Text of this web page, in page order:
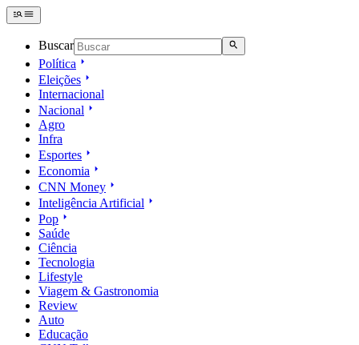
Buscar
Política
Eleições
Internacional
Nacional
Agro
Infra
Esportes
Economia
CNN Money
Inteligência Artificial
Pop
Saúde
Ciência
Tecnologia
Lifestyle
Viagem & Gastronomia
Review
Auto
Educação